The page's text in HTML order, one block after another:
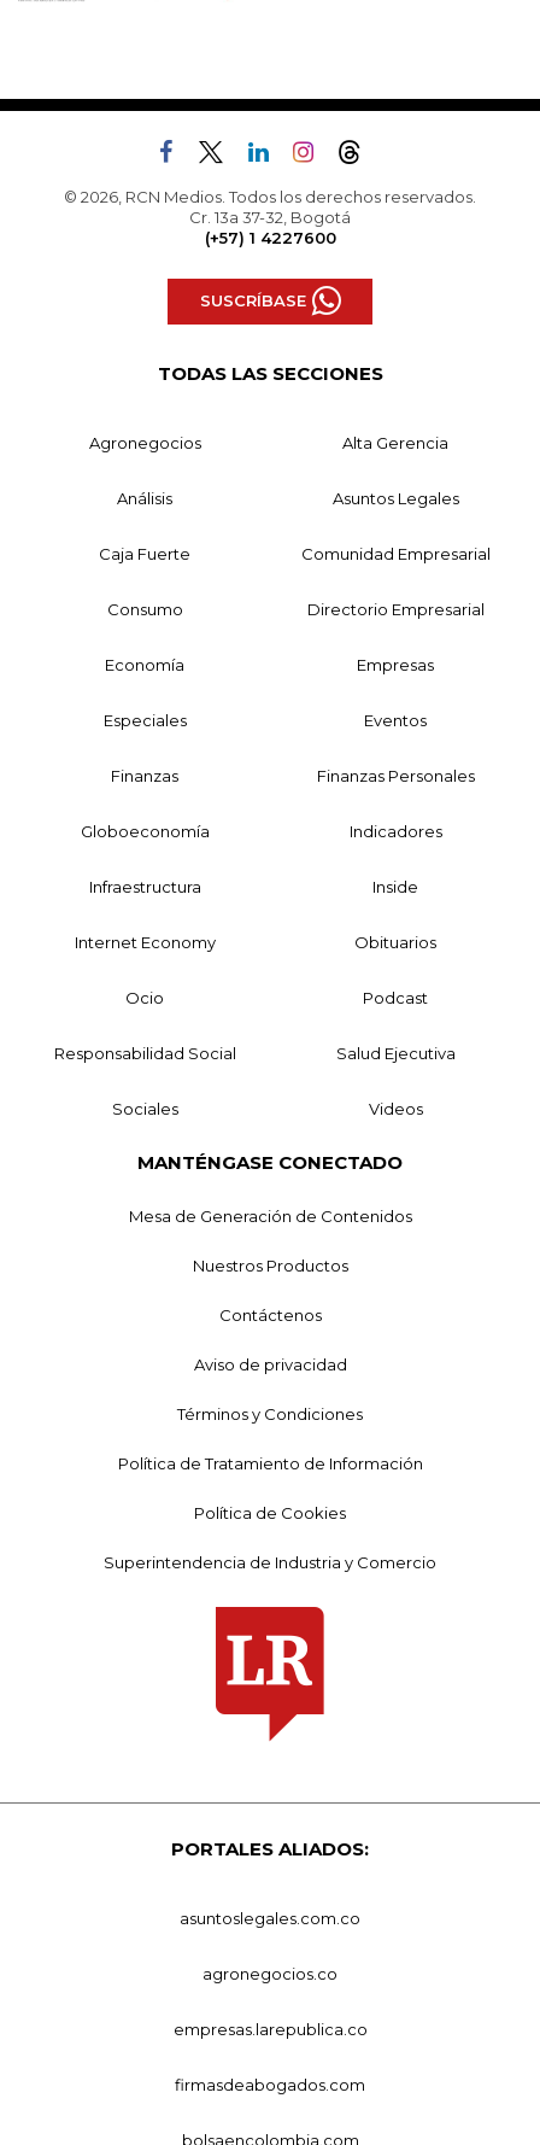
© 2026, RCN Medios. Todos los derechos reservados.
Cr. 13a 37-32, Bogotá
(+57) 1 4227600
SUSCRÍBASE
TODAS LAS SECCIONES
Agronegocios Alta Gerencia
Análisis Asuntos Legales
Caja Fuerte Comunidad Empresarial
Consumo Directorio Empresarial
Economía Empresas
Especiales Eventos
Finanzas Finanzas Personales
Globoeconomía Indicadores
Infraestructura Inside
Internet Economy Obituarios
Ocio Podcast
Responsabilidad Social Salud Ejecutiva
Sociales Videos
MANTÉNGASE CONECTADO
Mesa de Generación de Contenidos
Nuestros Productos
Contáctenos
Aviso de privacidad
Términos y Condiciones
Política de Tratamiento de Información
Política de Cookies
Superintendencia de Industria y Comercio
PORTALES ALIADOS:
asuntoslegales.com.co
agronegocios.co
empresas.larepublica.co
firmasdeabogados.com
bolsaencolombia.com